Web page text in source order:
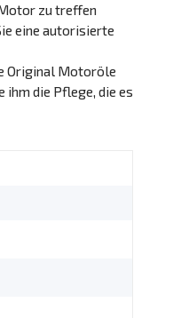
zu treffen
eine autorisierte
Original Motoröle
die Pflege, die es